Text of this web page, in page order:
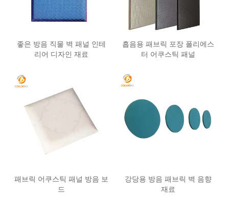
좋은 방음 직물 벽 패널 인테
리어 디자인 재료
흡음용 패브릭 포장 폴리에스
터 어쿠스틱 패널
패브릭 어쿠스틱 패널 방음 보
드
강당용 방음 패브릭 벽 음향
재료